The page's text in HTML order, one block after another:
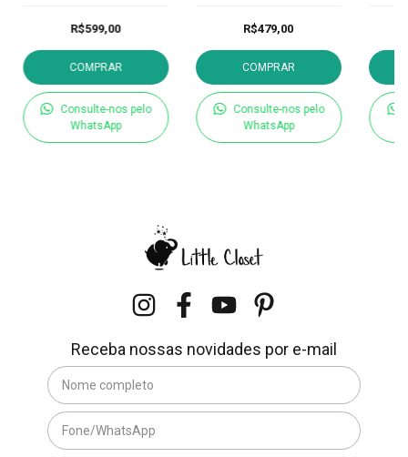
R$599,00
COMPRAR
Consulte-nos pelo
WhatsApp
R$479,00
COMPRAR
Consulte-nos pelo
WhatsApp
Receba nossas novidades por e-mail